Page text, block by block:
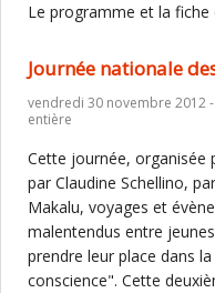
Le programme et la
Journée nationale
vendredi 30 novembre 2012 -
entière
Cette journée, organisée
par Claudine Schellino,
Makalu, voyages et
malentendus entre
prendre leur place dans
conscience". Cette